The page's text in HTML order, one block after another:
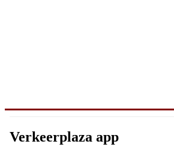
Verkeerplaza app